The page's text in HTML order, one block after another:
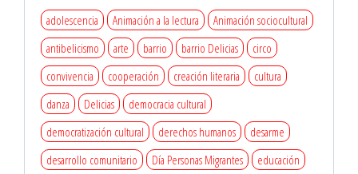
adolescencia Animación a la lectura
Animación sociocultural
antibelicismo
arte barrio barrio Delicias
circo
convivencia
cooperación creación literaria
cultura
danza
Delicias
democracia cultural
democratización cultural
derechos humanos
desarme
desarrollo comunitario
Día Personas Migrantes
educación